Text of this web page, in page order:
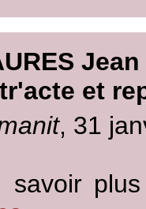
Jean
et
, 31